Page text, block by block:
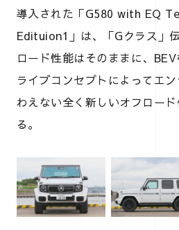
導入された「G580 with EQ
Edituion1」は、「Gクラス」
ロード性能はそのままに、
ライブコンセプトによってエ
わえない全く新しいオフロー
る。